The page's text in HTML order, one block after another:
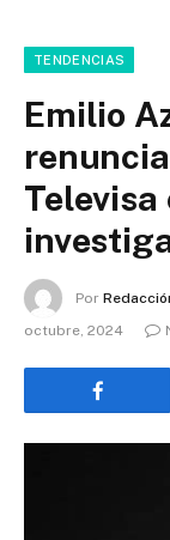
TENDENCIAS
Emilio
Televisa
Por
octubre, 2024